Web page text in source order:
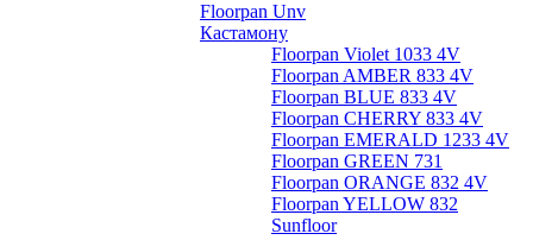
Floorpan Unv
Кастамону
Floorpan Violet 1033 4V
Floorpan AMBER 833 4V
Floorpan BLUE 833 4V
Floorpan CHERRY 833 4V
Floorpan EMERALD 1233 4V
Floorpan GREEN 731
Floorpan ORANGE 832 4V
Floorpan YELLOW 832
Sunfloor